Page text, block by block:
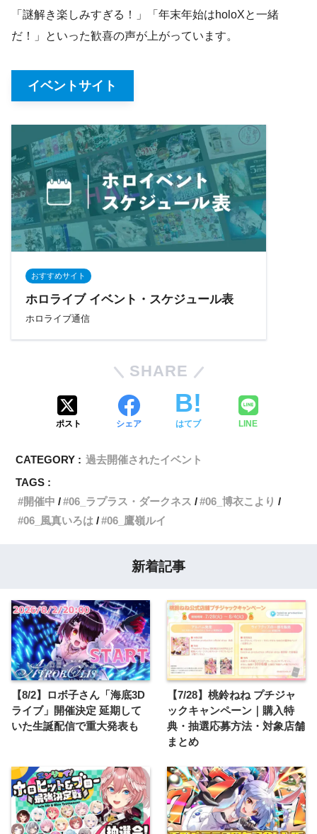
「謎解き楽しみすぎる！」「年末年始はholoXと一緒
だ！」といった歓喜の声が上がっています。
イベントサイト
おすすめサイト
ホロライブ イベント・スケジュール表
ホロライブ通信
SHARE
ポスト シェア はてブ LINE
CATEGORY : 過去開催されたイベント
TAGS :
開催中
06_ラプラス・ダークネス
06_博衣こより
06_風真いろは
06_鷹嶺ルイ
新着記事
【8/2】ロボ子さん「海底3D
ライブ」開催決定 延期して
いた生誕配信で重大発表も
【7/28】桃鈴ねね プチジャ
ックキャンペーン｜購入特
典・抽選応募方法・対象店舗
まとめ